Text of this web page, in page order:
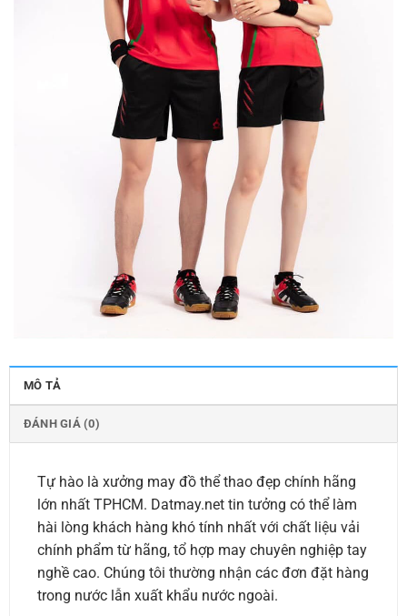
MÔ TẢ
ĐÁNH GIÁ (0)
Tự hào là xưởng may đồ thể thao đẹp chính hãng
lớn nhất TPHCM. Datmay.net tin tưởng có thể làm
hài lòng khách hàng khó tính nhất với chất liệu vải
chính phẩm từ hãng, tổ hợp may chuyên nghiệp tay
nghề cao. Chúng tôi thường nhận các đơn đặt hàng
trong nước lẫn xuất khẩu nước ngoài.